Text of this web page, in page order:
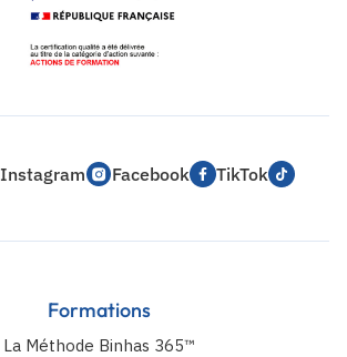
Instagram Facebook TikTok
Formations
La Méthode Binhas 365™